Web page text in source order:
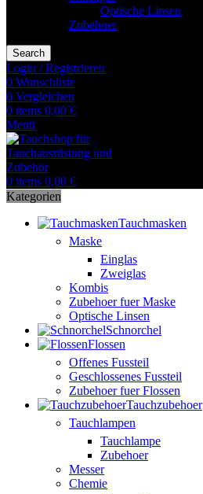
Optische Linsen
Zubehoer
Search
Login / Registrieren
0 Wunschliste
0 Vergleichen
0 items 0,00 €
Menü
0 items 0,00 €
Kategorien
Tauchmasken
Maske
Einglas
Zweiglas
Kombis
Zubehoer fuer Maske
Optische Linsen
Schnorchel
Flossen
Offenes Fussteil
Geschlossenes Fussteil
Zubehoer fuer Flossen
Tauchzubehoer
Tauchlampen
Tauchlampe
Zubehoer
Messer
Chemie